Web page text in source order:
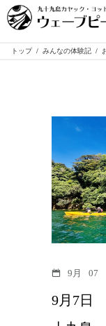
トップ / みんなの体験記 /
9月 07
9月7日